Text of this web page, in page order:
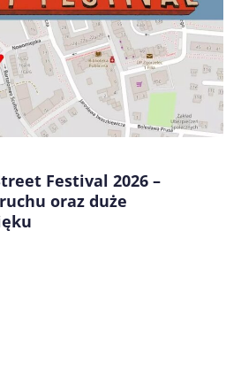
dane w tej przeglądarce podczas
komentarzy.
Festival 2026 –
oraz duże